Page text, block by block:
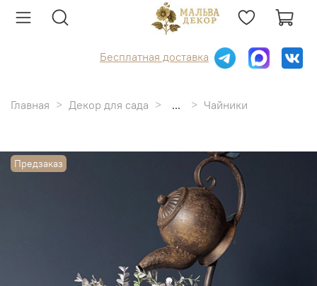
Бесплатная доставка
Главная Декор для сада ... Чайники
Предзаказ